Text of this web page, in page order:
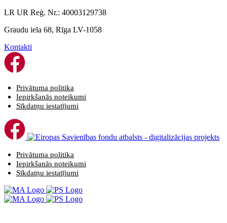
LR UR Reģ. Nr.: 40003129738
Graudu iela 68, Rīga LV-1058
Kontakti
Privātuma politika
Iepirkšanās noteikumi
Sīkdatņu iestatījumi
Privātuma politika
Iepirkšanās noteikumi
Sīkdatņu iestatījumi